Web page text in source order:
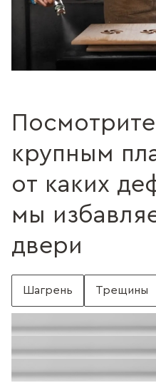
Посмотрите
крупным
от каких
мы
двери
Шагрень Трещины
Поверхность без
Без трещин
Без зернистости